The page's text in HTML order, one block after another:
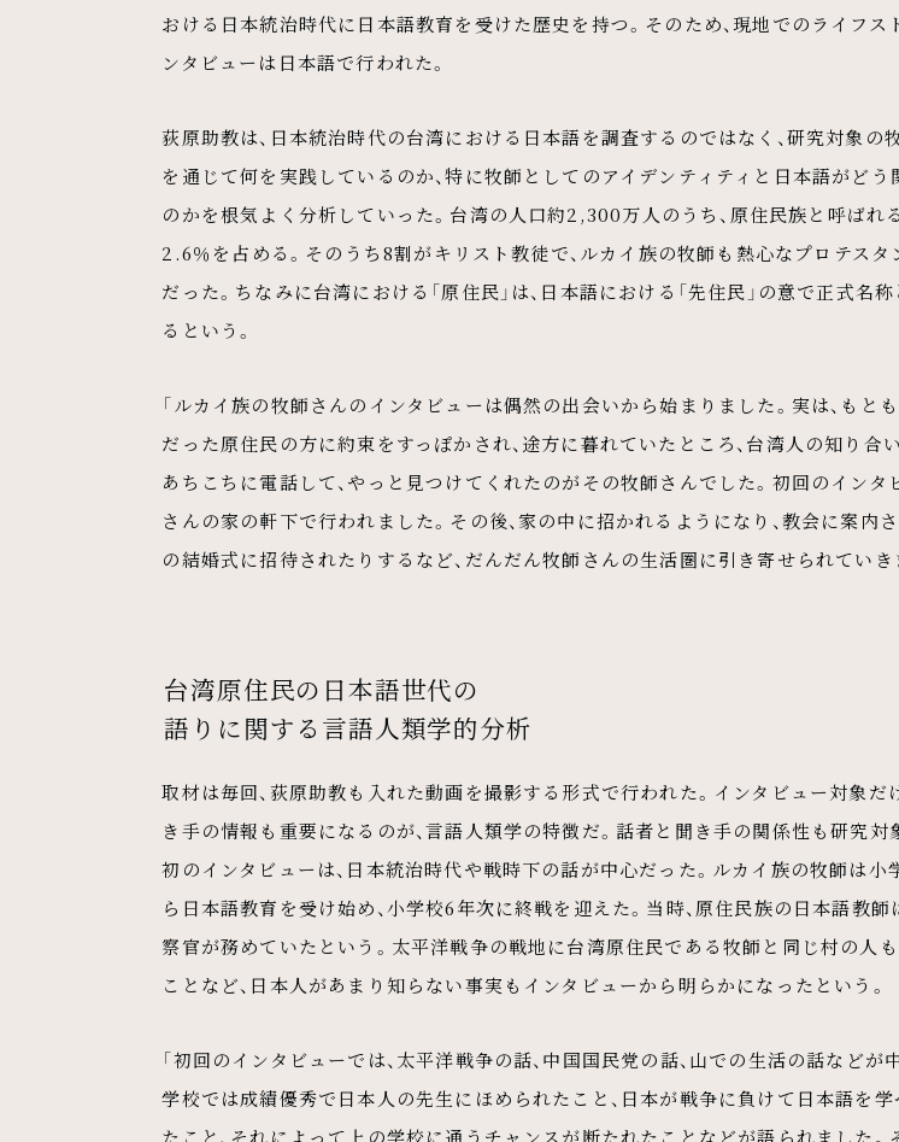
おける日本統治時代に日本語教育を受けた歴史を持つ。そのため、現地でのライフス
ンタビューは日本語で行われた。
荻原助教は、日本統治時代の台湾における日本語を調査するのではなく、研究対象の
を通じて何を実践しているのか、特に牧師としてのアイデンティティと日本語がどう
のかを根気よく分析していった。台湾の人口約2,300万人のうち、原住民族と呼ばれ
2.6％を占める。そのうち8割がキリスト教徒で、ルカイ族の牧師も熱心なプロテスタ
だった。ちなみに台湾における「原住民」は、日本語における「先住民」の意で正式名
るという。
「ルカイ族の牧師さんのインタビューは偶然の出会いから始まりました。実は、もと
だった原住民の方に約束をすっぽかされ、途方に暮れていたところ、台湾人の知り合
あちこちに電話して、やっと見つけてくれたのがその牧師さんでした。初回のインタ
さんの家の軒下で行われました。その後、家の中に招かれるようになり、教会に案内
の結婚式に招待されたりするなど、だんだん牧師さんの生活圏に引き寄せられていき
台湾原住民の日本語世代の
語りに関する言語人類学的分析
取材は毎回、荻原助教も入れた動画を撮影する形式で行われた。インタビュー対象だ
き手の情報も重要になるのが、言語人類学の特徴だ。話者と聞き手の関係性も研究対
初のインタビューは、日本統治時代や戦時下の話が中心だった。ルカイ族の牧師は小
ら日本語教育を受け始め、小学校6年次に終戦を迎えた。当時、原住民族の日本語教師
察官が務めていたという。太平洋戦争の戦地に台湾原住民である牧師と同じ村の人
ことなど、日本人があまり知らない事実もインタビューから明らかになったという。
「初回のインタビューでは、太平洋戦争の話、中国国民党の話、山での生活の話などが
学校では成績優秀で日本人の先生にほめられたこと、日本が戦争に負けて日本語を学
たこと、それによって上の学校に通うチャンスが断たれたことなどが語られました。